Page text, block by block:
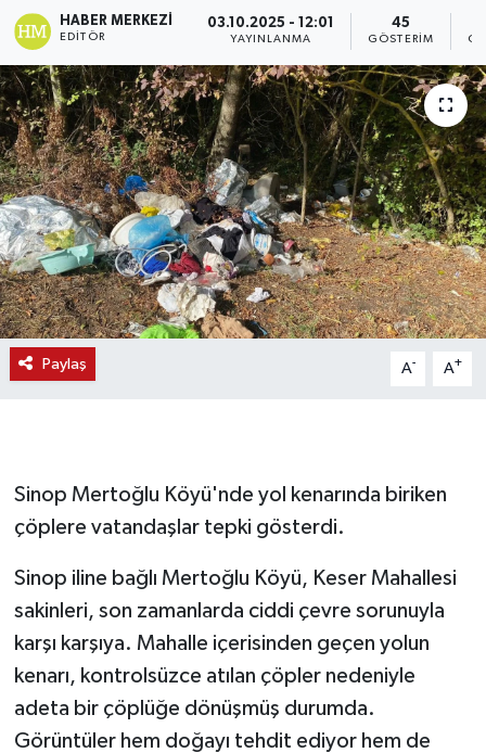
HABER MERKEZI
EDITÖR
03.10.2025 - 12:01
YAYINLANMA
45
GÖSTERIM
Paylaş A- A+
Sinop Mertoğlu Köyü'nde yol kenarında biriken
çöplere vatandaşlar tepki gösterdi.
Sinop iline bağlı Mertoğlu Köyü, Keser Mahallesi
sakinleri, son zamanlarda ciddi çevre sorunuyla
karşı karşıya. Mahalle içerisinden geçen yolun
kenarı, kontrolsüzce atılan çöpler nedeniyle
adeta bir çöplüğe dönüşmüş durumda.
Görüntüler hem doğayı tehdit ediyor hem de